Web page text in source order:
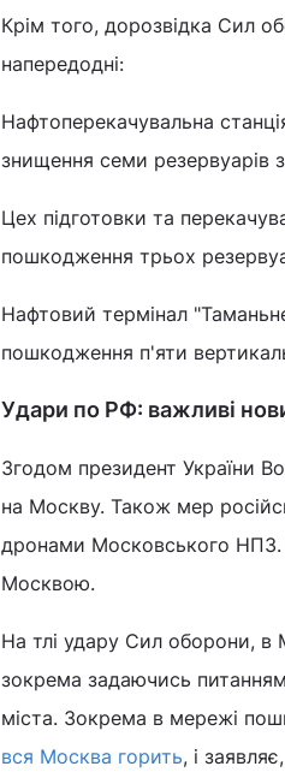
Крім того, дорозвідка Сил
напередодні:
Нафтоперекачувальна
знищення семи резервуарів
Цех підготовки та
пошкодження трьох
Нафтовий термінал
пошкодження п'яти
Удари по РФ: важливі
Згодом президент України
на Москву. Також мер
дронами Московського НПЗ.
Москвою.
На тлі удару Сил оборони, в
зокрема задаючись
міста. Зокрема в мережі
вся Москва горить, і